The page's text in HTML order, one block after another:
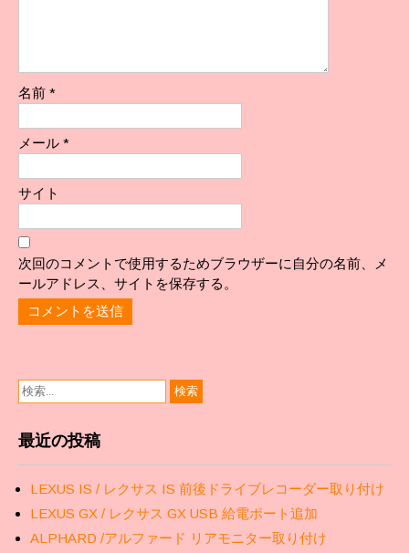
名前 *
メール *
サイト
次回のコメントで使用するためブラウザーに自分の名前、メ
ールアドレス、サイトを保存する。
最近の投稿
LEXUS IS / レクサス IS 前後ドライブレコーダー取り付け
LEXUS GX / レクサス GX USB 給電ポート追加
ALPHARD /アルファード リアモニター取り付け